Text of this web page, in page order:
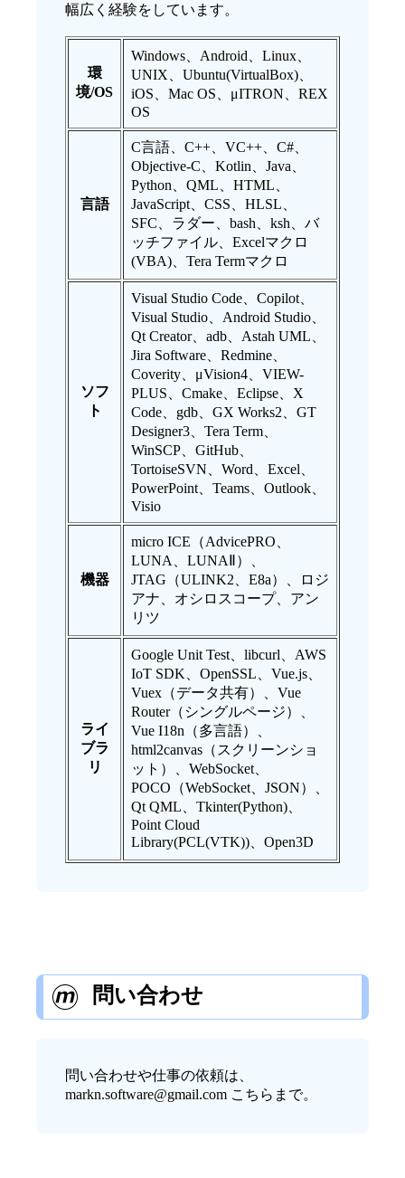
幅広く経験をしています。
環
境/OS
Windows、Android、Linux、
UNIX、Ubuntu(VirtualBox)、
iOS、Mac OS、μITRON、REX
OS
言語
C言語、C++、VC++、C#、
Objective-C、Kotlin、Java、
Python、QML、HTML、
JavaScript、CSS、HLSL、
SFC、ラダー、bash、ksh、バ
ッチファイル、Excelマクロ
(VBA)、Tera Termマクロ
ソフ
ト
Visual Studio Code、Copilot、
Visual Studio、Android Studio、
Qt Creator、adb、Astah UML、
Jira Software、Redmine、
Coverity、μVision4、VIEW-
PLUS、Cmake、Eclipse、X
Code、gdb、GX Works2、GT
Designer3、Tera Term、
WinSCP、GitHub、
TortoiseSVN、Word、Excel、
PowerPoint、Teams、Outlook、
Visio
機器
micro ICE（AdvicePRO、
LUNA、LUNAⅡ）、
JTAG（ULINK2、E8a）、ロジ
アナ、オシロスコープ、アン
リツ
ライ
ブラ
リ
Google Unit Test、libcurl、AWS
IoT SDK、OpenSSL、Vue.js、
Vuex（データ共有）、Vue
Router（シングルページ）、
Vue I18n（多言語）、
html2canvas（スクリーンショ
ット）、WebSocket、
POCO（WebSocket、JSON）、
Qt QML、Tkinter(Python)、
Point Cloud
Library(PCL(VTK))、Open3D
問い合わせ
問い合わせや仕事の依頼は、
markn.software@gmail.com こちらまで。